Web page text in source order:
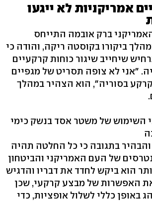
אמריקניות לא ייגעו
ברק אובמה התייחס
ביקורו בקוסטה ריקה, והודה כי
שיחייב שיגור כוחות קרקעיים
"אני לא צופה תסריט של מגפיים
בסוריה", הוא הצהיר במהלך
השימוש של משטר אסד בנשק כימי
בתגובה כי כל החלטה תהיה
של העם האמריקני והביטחון
הוא ביקש לחדד את דבריו והדגיש
האפשרות של מבצע קרקעי, שכן
באופן כללי לשלול אופציות, כדי